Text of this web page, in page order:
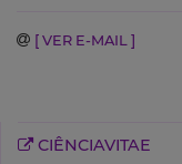
[ VER E-MAIL ]
CIÊNCIAVITAE